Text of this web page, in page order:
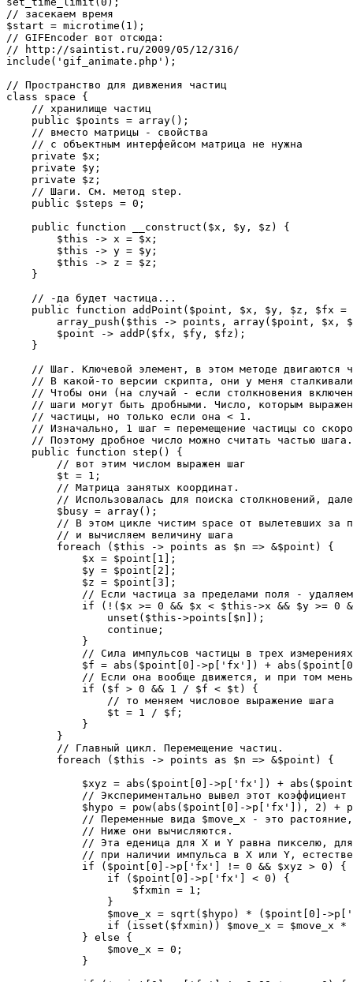
// засекаем время
$start = microtime(1);
// GIFEncoder вот отсюда:
// http://saintist.ru/2009/05/12/316/
include('gif_animate.php');
// Пространство для дивжения частиц
class space {
    // хранилище частиц
    public $points = array();
    // вместо матрицы - свойства
    // с объектным интерфейсом матрица не нужна
    private $x;
    private $y;
    private $z;
    // Шаги. См. метод step.
    public $steps = 0;
    public function __construct($x, $y, $z) {
        $this -> x = $x;
        $this -> y = $y;
        $this -> z = $z;
    }
    // -да будет частица...
public function addPoint($point, $x, $y, $z, $fx =
array_push($this -> points, array($point, $x,
        $point -> addP($fx, $fy, $fz);
    }
// Шаг. Ключевой элемент, в этом методе двигаются
// В какой-то версии скрипта, они у меня
// Чтобы они (на случай - если столкновения
// шаги могут быть дробными. Число, которым
    // частицы, но только если она < 1.
// Изначально, 1 шаг = перемещение частицы со
    // Поэтому дробное число можно считать частью шага.
    public function step() {
        // вот этим числом выражен шаг
        $t = 1;
        // Матрица занятых координат.
// Использовалась для поиска столкновений,
        $busy = array();
// В этом цикле чистим space от вылетевших за
        // и вычисляем величину шага
        foreach ($this -> points as $n => &$point) {
            $x = $point[1];
            $y = $point[2];
            $z = $point[3];
// Если частица за пределами поля -
if (!($x >= 0 && $x < $this->x && $y >= 0
                unset($this->points[$n]);
                continue;
            }
            // Сила импульсов частицы в трех измерениях
$f = abs($point[0]->p['fx']) +
// Если она вообще движется, и при том
            if ($f > 0 && 1 / $f < $t) {
                // то меняем числовое выражение шага
                $t = 1 / $f;
            }
        }
        // Главный цикл. Перемещение частиц.
        foreach ($this -> points as $n => &$point) {
$xyz = abs($point[0]->p['fx']) +
// Экспериментально вывел этот коэффициент
$hypo = pow(abs($point[0]->p['fx']), 2) +
// Переменные вида $move_x - это
            // Ниже они вычисляются.
// Эта еденица для X и Y равна пикселю,
// при наличии импульса в X или Y,
            if ($point[0]->p['fx'] != 0 && $xyz > 0) {
                if ($point[0]->p['fx'] < 0) {
                    $fxmin = 1;
                }
$move_x = sqrt($hypo) * ($point[0]-
if (isset($fxmin)) $move_x = $move_x *
            } else {
                $move_x = 0;
            }